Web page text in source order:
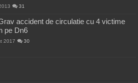
31
accident de circulatie cu 4 victime
pe Dn6
2017 30